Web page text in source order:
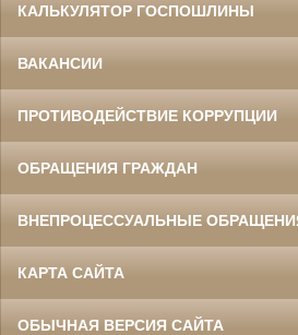
КАЛЬКУЛЯТОР ГОСПОШЛИНЫ
ВАКАНСИИ
ПРОТИВОДЕЙСТВИЕ КОРРУПЦИИ
ОБРАЩЕНИЯ ГРАЖДАН
ВНЕПРОЦЕССУАЛЬНЫЕ
КАРТА САЙТА
ОБЫЧНАЯ ВЕРСИЯ САЙТА